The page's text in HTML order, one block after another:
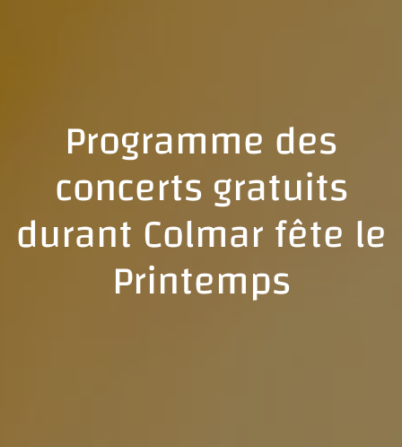
Programme des
concerts gratuits
durant Colmar fête le
Printemps